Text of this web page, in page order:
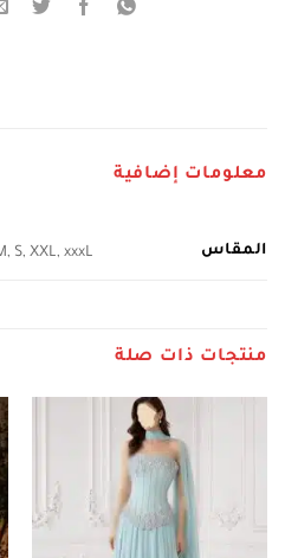
معلومات إضافية
المقاس S, XXL, xxxL
منتجات ذات صلة